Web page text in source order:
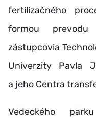
fertilizačného
formou prevodu
zástupcovia
Univerzity Pavla
a jeho Centra
Vedeckého